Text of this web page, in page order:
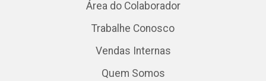
Área do Colaborador
Trabalhe Conosco
Vendas Internas
Quem Somos